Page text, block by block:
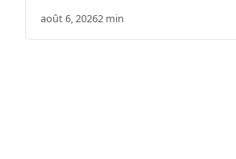
août 6, 20262 min